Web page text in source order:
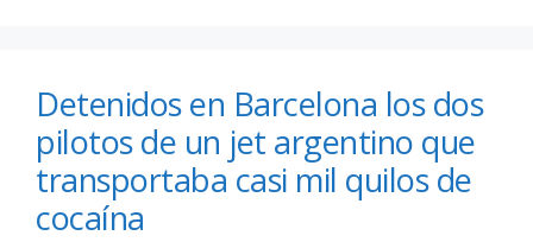
Detenidos en Barcelona los dos
pilotos de un jet argentino que
transportaba casi mil quilos de
cocaína